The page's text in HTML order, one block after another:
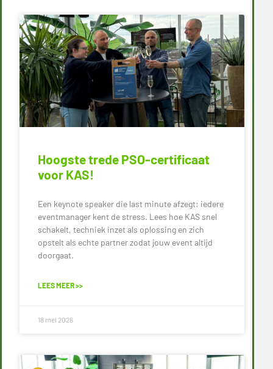
Hoogste trede PSO-certificaat
voor KAS!
Een keynote speaker die last minute afzegt: iedere
eventmanager kent de stress. Lees hoe KAS snel
schakelt, techniek inzet als oplossing en zich
opstelt als echte partner zodat jouw event altijd
doorgaat.
LEES MEER >>
18 mei 2026